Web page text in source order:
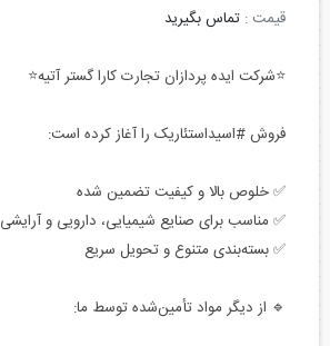
قیمت : تماس بگیرید
⭐شرکت ایده پردازان تجارت کارا گستر آتیه⭐
فروش #اسیداستئاریک را آغاز کرده است:
✅ خلوص بالا و کیفیت تضمین شده
✅ مناسب برای صنایع شیمیایی، دارویی و آرایشی
✅ بسته‌بندی متنوع و تحویل سریع
🔹 از دیگر مواد تأمین‌شده توسط ما: